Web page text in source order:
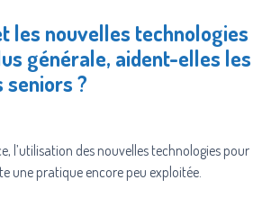
les nouvelles technologies
générale, aident-elles les
seniors ?
l’utilisation des nouvelles technologies pour
une pratique encore peu exploitée.